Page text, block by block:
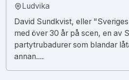
Ludvika
David Sundkvist, eller
med över 30 år på scen, en av
partytrubadurer som blandar
annan....